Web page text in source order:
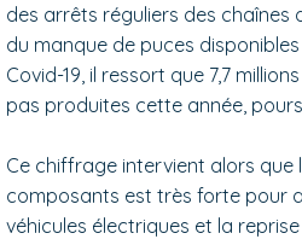
des arrêts réguliers des chaînes
du manque de puces
Covid-19, il ressort que 7,7
pas produites cette année,
Ce chiffrage intervient alors que
composants est très forte pour
véhicules électriques et la